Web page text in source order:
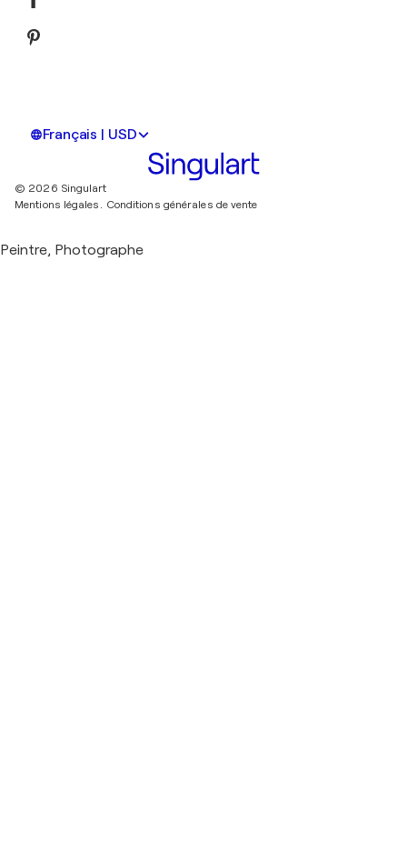
Français | USD
© 2026 Singulart
Mentions légales.
Conditions générales de vente
Peintre, Photographe